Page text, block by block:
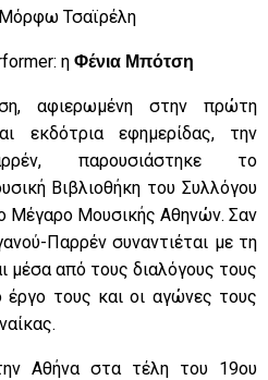
Μόρφω Τσαϊρέλη
η Φένια Μπότση
αφιερωμένη στην πρώτη
εκδότρια εφημερίδας, την
παρουσιάστηκε το
Βιβλιοθήκη του Συλλόγου
Μέγαρο Μουσικής Αθηνών. Σαν
Παρρέν συναντιέται με τη
μέσα από τους διαλόγους τους
έργο τους και οι αγώνες τους
Αθήνα στα τέλη του 19ου